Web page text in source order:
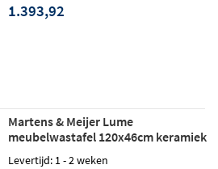
1.393,92
Martens & Meijer Lume
meubelwastafel 120x46cm keramiek
- zonder kraangat - mat wit
Levertijd: 1 - 2 weken